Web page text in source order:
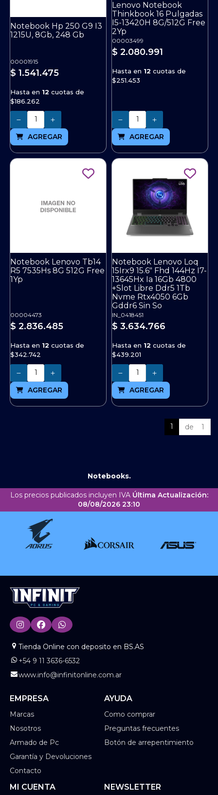
Notebook Hp 250 G9 I3
1215U, 8Gb, 248 Gb
00001915
$ 1.541.475
Hasta en 12 cuotas de
$186.262
Cantidad
AGREGAR
Lenovo Notebook
Thinkbook 16 Pulgadas
I5-13420H 8G/512G Free
2Yp
00003499
$ 2.080.991
Hasta en 12 cuotas de
$251.453
Cantidad
AGREGAR
Notebook Lenovo Tb14
R5 7535Hs 8G 512G Free
1Yp
00004473
$ 2.836.485
Hasta en 12 cuotas de
$342.742
Cantidad
AGREGAR
Notebook Lenovo Loq
15Irx9 15.6" Fhd 144Hz I7-
13645Hx Ia 16Gb 4800
+Slot Libre Ddr5 1Tb
Nvme Rtx4050 6Gb
Gddr6 Sin So
IN_0418451
$ 3.634.766
Hasta en 12 cuotas de
$439.201
Cantidad
AGREGAR
1 de 1
Notebooks.
Los precios publicados incluyen IVA Última Actualización:
08/08/2026 23:10
Tienda Online con deposito en BS.AS
+54 9 11 3636-6532
www.info@infinitonline.com.ar
EMPRESA
Marcas
Nosotros
Armado de Pc
Garantía y Devoluciones
Contacto
AYUDA
Como comprar
Preguntas frecuentes
Botón de arrepentimiento
MI CUENTA NEWSLETTER